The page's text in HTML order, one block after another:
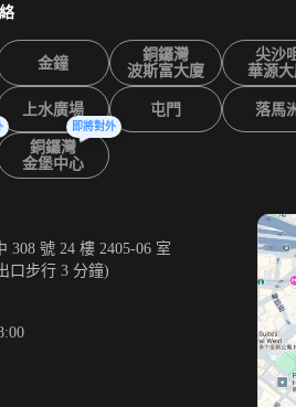
金鐘
銅鑼灣
波斯富大廈
尖沙
華源
上水廣場 屯門 落馬
銅鑼灣
金堡中心
即將對外
308 號 24 樓 2405-06 室
口步行 3 分鐘)